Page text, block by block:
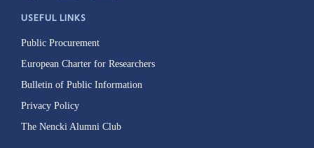
USEFUL LINKS
Public Procurement
European Charter for Researchers
Bulletin of Public Information
Privacy Policy
The Nencki Alumni Club